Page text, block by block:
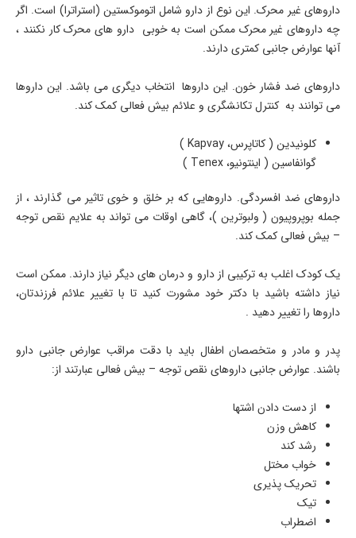
داروهای غیر محرک. این نوع از دارو شامل اتوموکستین (استراترا) است. اگر
چه داروهای غیر محرک ممکن است به خوبی دارو های محرک کار نکنند ،
آنها عوارض جانبی کمتری دارند.
داروهای ضد فشار خون. این داروها انتخاب دیگری می باشد. این داروها
می توانند به کنترل تکانشگری و علائم بیش فعالی کمک کند.
کلونیدین ( کاتاپرس، Kapvay )
گوانفاسین ( اینتونیو، Tenex )
داروهای ضد افسردگی. داروهایی که بر خلق و خوی تاثیر می گذارند ، از
جمله بوپروپیون ( ولبوترین )، گاهی اوقات می تواند به علایم نقص توجه
– بیش فعالی کمک کند.
یک کودک اغلب به ترکیبی از دارو و درمان های دیگر نیاز دارند. ممکن است
نیاز داشته باشید با دکتر خود مشورت کنید تا با تغییر علائم فرزندتان،
داروها را تغییر دهید .
پدر و مادر و متخصصان اطفال باید با دقت مراقب عوارض جانبی دارو
باشند. عوارض جانبی داروهای نقص توجه – بیش فعالی عبارتند از:
از دست دادن اشتها
کاهش وزن
رشد کند
خواب مختل
تحریک پذیری
تیک
اضطراب